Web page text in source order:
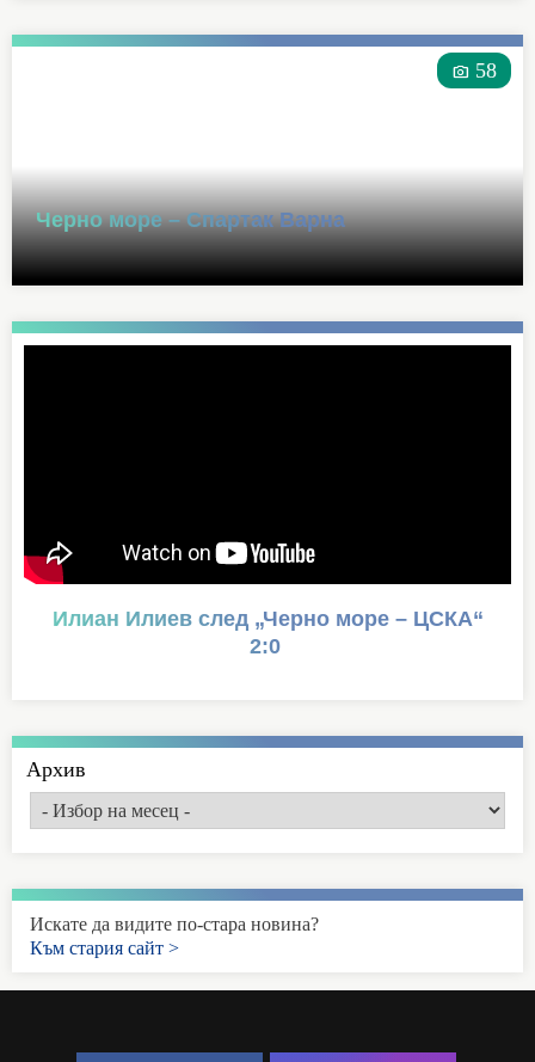
photo_camera 58
Черно море – Спартак Варна
Илиан Илиев след „Черно море – ЦСКА“
2:0
Архив
Искате да видите по-стара новина?
Към стария сайт >